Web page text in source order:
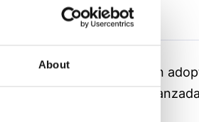
About
primeros eCommerce en
y una estructuración